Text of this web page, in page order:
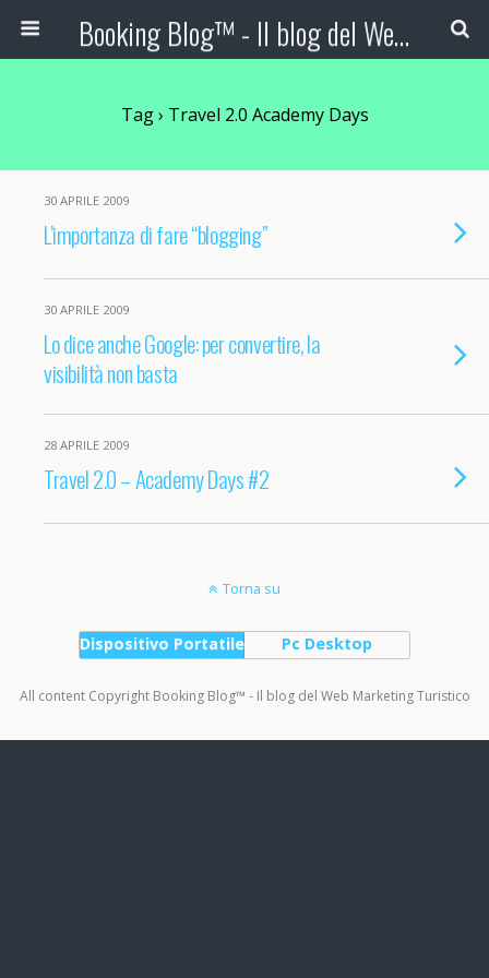
Booking Blog™ - Il blog del Web Marketing Turistico
Tag › Travel 2.0 Academy Days
30 APRILE 2009
L’importanza di fare “blogging”
30 APRILE 2009
Lo dice anche Google: per convertire, la
visibilità non basta
28 APRILE 2009
Travel 2.0 – Academy Days #2
Torna su
Dispositivo Portatile Pc Desktop
All content Copyright Booking Blog™ - Il blog del Web Marketing Turistico